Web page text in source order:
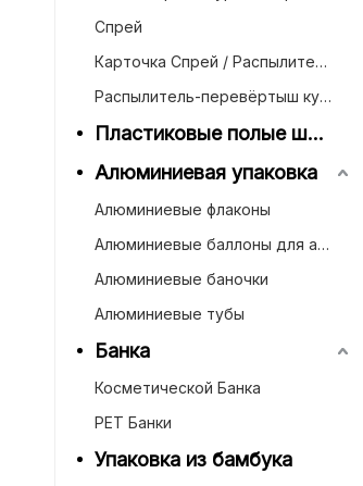
Спрей
Карточка Спрей / Распылители для духов
Распылитель-перевёртыш курковый
Пластиковые полые шарики
Алюминиевая упаковка
Алюминиевые флаконы
Алюминиевые баллоны для аэрозолей
Алюминиевые баночки
Алюминиевые тубы
Банка
Косметической Банка
PET Банки
Упаковка из бамбука